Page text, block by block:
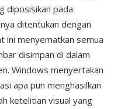
diposisikan pada
ditentukan dengan
ini menyematkan semua
disimpan di dalam
Windows menyertakan
apa pun menghasilkan
ketelitian visual yang